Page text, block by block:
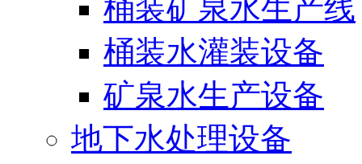
桶装矿泉水生产线
桶装水灌装设备
矿泉水生产设备
地下水处理设备